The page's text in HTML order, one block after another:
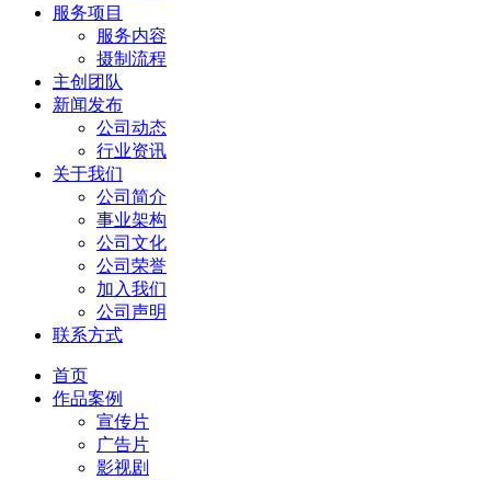
服务项目
服务内容
摄制流程
主创团队
新闻发布
公司动态
行业资讯
关于我们
公司简介
事业架构
公司文化
公司荣誉
加入我们
公司声明
联系方式
首页
作品案例
宣传片
广告片
影视剧